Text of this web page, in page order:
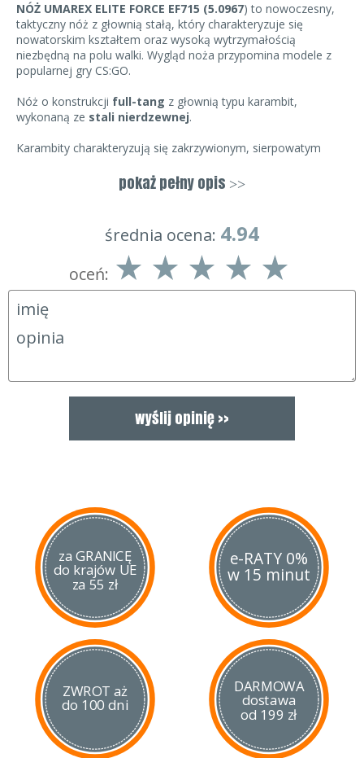
NÓŻ UMAREX ELITE FORCE EF715 (5.0967) to nowoczesny,
taktyczny nóż z głownią stałą, który charakteryzuje się
nowatorskim kształtem oraz wysoką wytrzymałością
niezbędną na polu walki. Wygląd noża przypomina modele z
popularnej gry CS:GO.
Nóż o konstrukcji full-tang z głownią typu karambit,
wykonaną ze stali nierdzewnej.
Karambity charakteryzują się zakrzywionym, sierpowatym
pewny chwyt. Kółko na palec może posłużyć również jako
otwór na linkę lub rzemień, zabezpieczającą nóż przed
Do rękojeści stalowymi śrubami przykręcono okładziny z
kompozytu szklano-epoksydowego G10
Dzięki ergonomicznemu profilowi iantypoślizgowej
fakturzerękojeść zapewnia dobrą kontrolę nad nożem
nawet wówczas, gdy dłoń jest mokra lub zabrudzona.
rękojeści
przed przypadkowym ześlizgnięciem się na ostrze.
można zamocować do pasa.
pokaż pełny opis >>
średnia ocena: 4.94
oceń:
za GRANICĘ
do krajów UE
za 55 zł
e-RATY 0%
w 15 minut
ZWROT aż
do 100 dni
DARMOWA
dostawa
od 199 zł